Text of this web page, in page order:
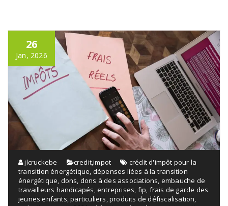
26
Jan, 2026
jlcruckebe credit,impot
crédit d'impôt pour la
transition énergétique dépenses liées à la transition
énergétique dons dons à des associations embauche de
travailleurs handicapés ,entreprises fip frais de garde des
jeunes enfants ,particuliers ,produits de défiscalisation